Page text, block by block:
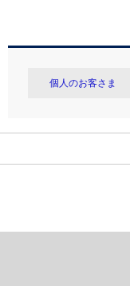
個人のお客さま